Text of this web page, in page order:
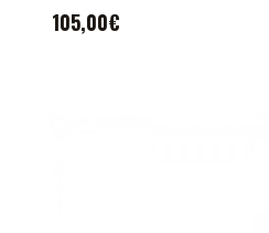
105,00€